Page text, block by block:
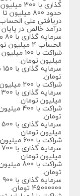
گذاری
حدود 800 میلیون تا 900 میلیون تومان پول و سرمایه دارید.
دریافتی علی
درآمد خالص در
الحساب 4 میلیون تومان.
میلیون تومان.
تومان.
شراکت با 200 میلیون تومان= دریافتی ماهانه ده میلیون تومان.
میلیون تومان.
تومان.
میلیون تومان.
شراکت با 600 میلیون تومان= واریزی ماهیانه 30 میلیون تومان.
میلیون تومان.
تومان.
45000000 تومان.